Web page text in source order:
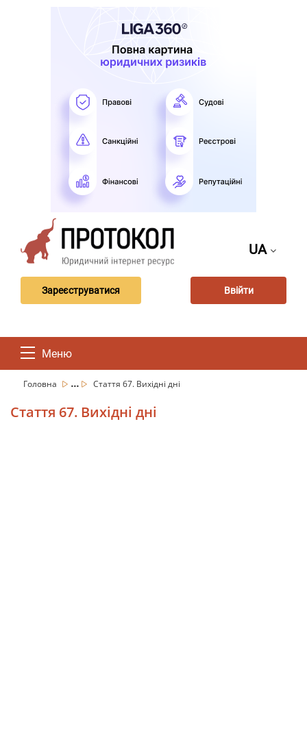
UA
Зареєструватися Ввійти
Меню
Головна ... Стаття 67. Вихідні дні
Стаття 67. Вихідні дні